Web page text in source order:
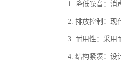
1. 降低噪音：消
2. 排放控制：现
3. 耐用性：采用
4. 结构紧凑：设